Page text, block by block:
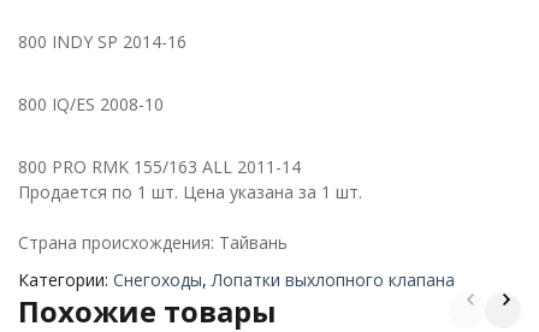
800 INDY SP 2014-16
800 IQ/ES 2008-10
800 PRO RMK 155/163 ALL 2011-14
Продается по 1 шт. Цена указана за 1 шт.
Страна происхождения: Тайвань
Категории: Снегоходы,Лопатки выхлопного клапана
Похожие товары